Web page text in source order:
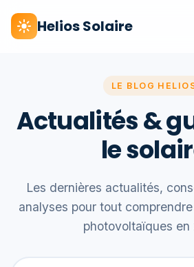
Helios Solaire
LE BLOG
Actualités &
le
Les dernières actualités,
analyses pour tout
photovoltaïques en